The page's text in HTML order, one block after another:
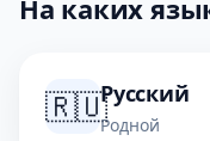
На каких
🇷🇺Русский
Родной